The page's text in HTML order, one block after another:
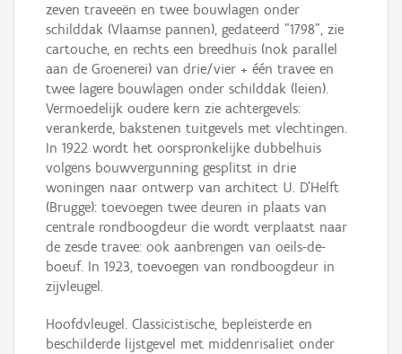
zeven traveeën en twee bouwlagen onder
schilddak (Vlaamse pannen), gedateerd "1798", zie
cartouche, en rechts een breedhuis (nok parallel
aan de Groenerei) van drie/vier + één travee en
twee lagere bouwlagen onder schilddak (leien).
Vermoedelijk oudere kern zie achtergevels:
verankerde, bakstenen tuitgevels met vlechtingen.
In 1922 wordt het oorspronkelijke dubbelhuis
volgens bouwvergunning gesplitst in drie
woningen naar ontwerp van architect U. D'Helft
(Brugge): toevoegen twee deuren in plaats van
centrale rondboogdeur die wordt verplaatst naar
de zesde travee: ook aanbrengen van oeils-de-
boeuf. In 1923, toevoegen van rondboogdeur in
zijvleugel.
Hoofdvleugel. Classicistische, bepleisterde en
beschilderde lijstgevel met middenrisaliet onder